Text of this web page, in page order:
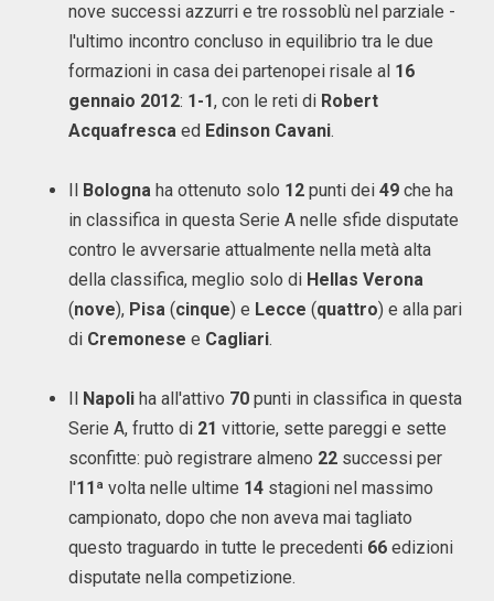
nove successi azzurri e tre rossoblù nel parziale -
l'ultimo incontro concluso in equilibrio tra le due
formazioni in casa dei partenopei risale al 16
gennaio 2012: 1-1, con le reti di Robert
Acquafresca ed Edinson Cavani.
Il Bologna ha ottenuto solo 12 punti dei 49 che ha
in classifica in questa Serie A nelle sfide disputate
contro le avversarie attualmente nella metà alta
della classifica, meglio solo di Hellas Verona
(nove), Pisa (cinque) e Lecce (quattro) e alla pari
di Cremonese e Cagliari.
Il Napoli ha all'attivo 70 punti in classifica in questa
Serie A, frutto di 21 vittorie, sette pareggi e sette
sconfitte: può registrare almeno 22 successi per
l'11ª volta nelle ultime 14 stagioni nel massimo
campionato, dopo che non aveva mai tagliato
questo traguardo in tutte le precedenti 66 edizioni
disputate nella competizione.